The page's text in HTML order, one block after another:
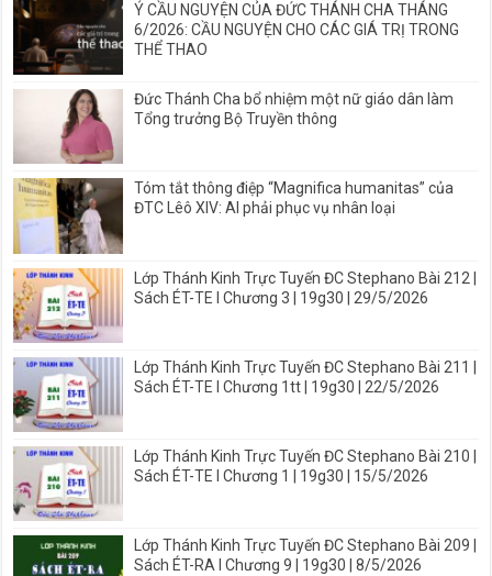
Ý CẦU NGUYỆN CỦA ĐỨC THÁNH CHA THÁNG
6/2026: CẦU NGUYỆN CHO CÁC GIÁ TRỊ TRONG
THỂ THAO
Đức Thánh Cha bổ nhiệm một nữ giáo dân làm
Tổng trưởng Bộ Truyền thông
Tóm tắt thông điệp “Magnifica humanitas” của
ĐTC Lêô XIV: AI phải phục vụ nhân loại
Lớp Thánh Kinh Trực Tuyến ĐC Stephano Bài 212 |
Sách ÉT-TE I Chương 3 | 19g30 | 29/5/2026
Lớp Thánh Kinh Trực Tuyến ĐC Stephano Bài 211 |
Sách ÉT-TE I Chương 1tt | 19g30 | 22/5/2026
Lớp Thánh Kinh Trực Tuyến ĐC Stephano Bài 210 |
Sách ÉT-TE I Chương 1 | 19g30 | 15/5/2026
Lớp Thánh Kinh Trực Tuyến ĐC Stephano Bài 209 |
Sách ÉT-RA I Chương 9 | 19g30 | 8/5/2026